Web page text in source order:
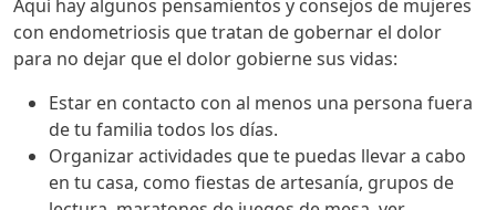
Aquí hay algunos pensamientos y consejos de mujeres
con endometriosis que tratan de gobernar el dolor
para no dejar que el dolor gobierne sus vidas:
Estar en contacto con al menos una persona fuera
de tu familia todos los días.
Organizar actividades que te puedas llevar a cabo
en tu casa, como fiestas de artesanía, grupos de